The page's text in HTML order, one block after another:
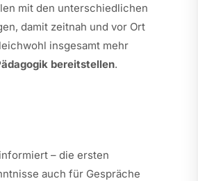
mit den unterschiedlichen
damit zeitnah und vor Ort
insgesamt mehr
bereitstellen.
– die ersten
auch für Gespräche